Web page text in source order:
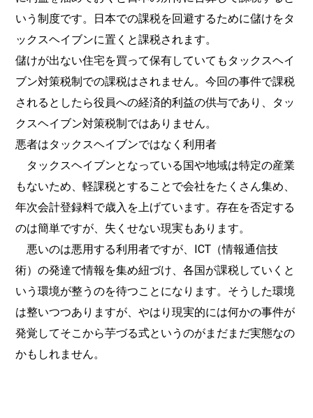
いう制度です。日本での課税を回避するために儲けをタ
ックスヘイブンに置くと課税されます。
儲けが出ない住宅を買って保有していてもタックスヘイ
ブン対策税制での課税はされません。今回の事件で課税
されるとしたら役員への経済的利益の供与であり、タッ
クスヘイブン対策税制ではありません。
悪者はタックスヘイブンではなく利用者
タックスヘイブンとなっている国や地域は特定の産業
もないため、軽課税とすることで会社をたくさん集め、
年次会計登録料で歳入を上げています。存在を否定する
のは簡単ですが、失くせない現実もあります。
悪いのは悪用する利用者ですが、ICT（情報通信技
術）の発達で情報を集め紐づけ、各国が課税していくと
いう環境が整うのを待つことになります。そうした環境
は整いつつありますが、やはり現実的には何かの事件が
発覚してそこから芋づる式というのがまだまだ実態なの
かもしれません。